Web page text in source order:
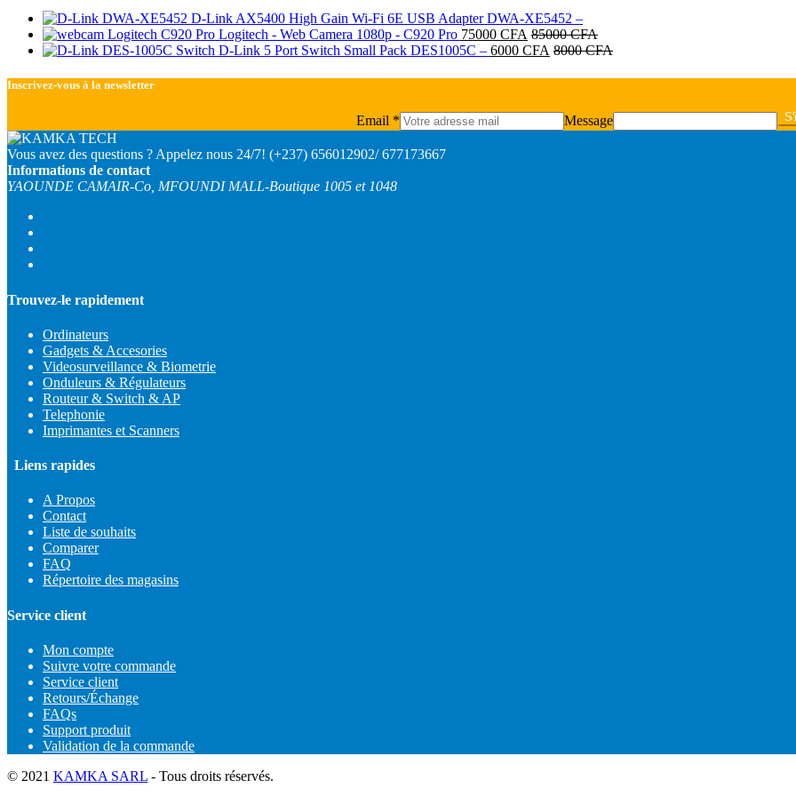
D-Link AX5400 High Gain Wi-Fi 6E USB Adapter DWA-XE5452 –
Logitech - Web Camera 1080p - C920 Pro 75000 CFA 85000CFA
Switch D-Link 5 Port Switch Small Pack DES1005C – 6000 CFA 8000CFA
Inscrivez-vous à la newsletter
Email * Message
Vous avez des questions ? Appelez nous 24/7! (+237) 656012902/ 677173667
Informations de contact
YAOUNDE CAMAIR-Co, MFOUNDI MALL-Boutique 1005 et 1048
Trouvez-le rapidement
Ordinateurs
Gadgets & Accesories
Videosurveillance & Biometrie
Onduleurs & Régulateurs
Routeur & Switch & AP
Telephonie
Imprimantes et Scanners
Liens rapides
A Propos
Contact
Liste de souhaits
Comparer
FAQ
Répertoire des magasins
Service client
Mon compte
Suivre votre commande
Service client
Retours/Échange
FAQs
Support produit
Validation de la commande
© 2021 KAMKA SARL - Tous droits réservés.